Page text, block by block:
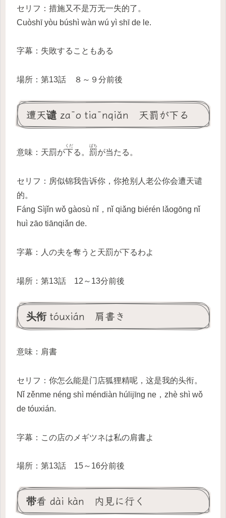
セリフ：措施又不是万无一失的了。
Cuòshī yòu búshì wàn wú yì shī de le.
字幕：失敗することもある
場所：第13話 ８～９分前後
遭天谴 zāo tiānqiǎn 天罰が下る
意味：天罰が下
くだ
る。 罰
ばち
が当たる。
セリフ：房似锦我告诉你，你抢别人老公你会遭天谴
的。
Fáng Sìjǐn wǒ gàosù nǐ，nǐ qiǎng biérén lǎogōng nǐ
huì zāo tiānqiǎn de.
字幕：人の夫を奪うと天罰が下るわよ
場所：第13話 12～13分前後
头衔 tóuxián 肩書き
意味：肩書
セリフ：你怎么能是门店狐狸精呢，这是我的头衔。
Nǐ zěnme néng shì méndiàn húlijīng ne，zhè shì wǒ
de tóuxián.
字幕：この店のメギツネは私の肩書よ
場所：第13話 15～16分前後
带看 dài kàn 内見に行く